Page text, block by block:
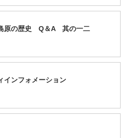
原の歴史 Q＆A 其の一二
インフォメーション